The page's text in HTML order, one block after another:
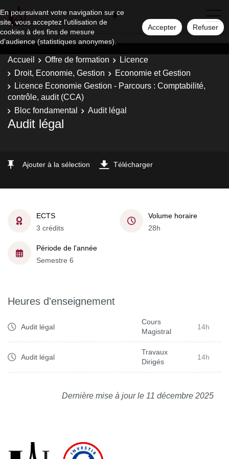
En poursuivant votre navigation sur ce
site, vous acceptez l'utilisation de
cookies à des fins de mesure
d'audience (statistiques anonymes).
Accepter Refuser
Accueil Offre de formation
Licence
Droit, Economie, Gestion
Economie et Gestion
Licence Economie Gestion - Parcours : Comptabilité,
contrôle, audit (CCA)
Bloc fondamental
Audit légal
Audit légal
Ajouter à la sélection Télécharger
ECTS
3 crédits
Volume horaire
28h
Période de l'année
Semestre 6
Heures d'enseignement
Audit légal
Cours
Magistral
14h
Audit légal
Travaux
Dirigés
14h
Dernière mise à jour le 11 décembre 2025